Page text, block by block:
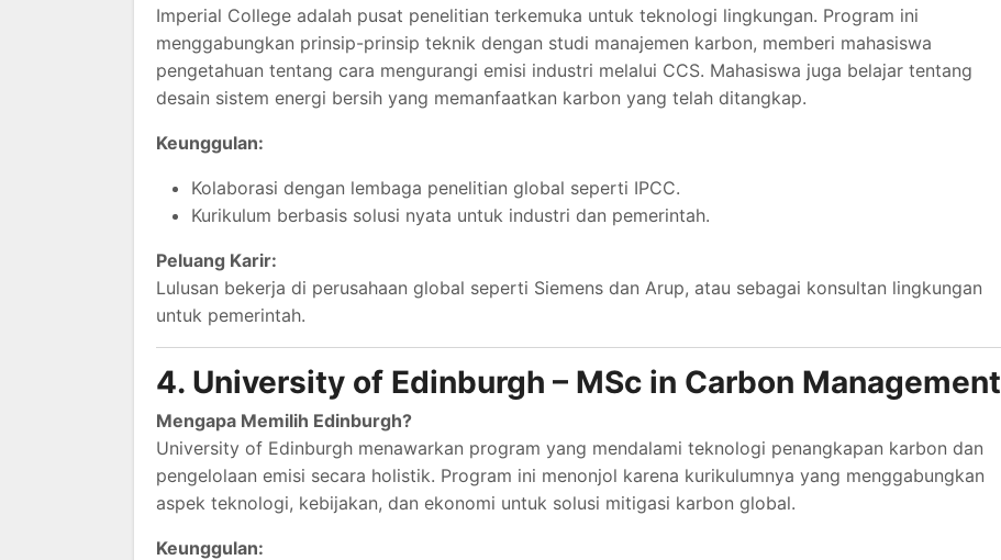
Imperial College adalah pusat penelitian terkemuka untuk teknologi lingkungan. Program ini
menggabungkan prinsip-prinsip teknik dengan studi manajemen karbon, memberi mahasiswa
pengetahuan tentang cara mengurangi emisi industri melalui CCS. Mahasiswa juga belajar tentang
desain sistem energi bersih yang memanfaatkan karbon yang telah ditangkap.
Keunggulan:
Kolaborasi dengan lembaga penelitian global seperti IPCC.
Kurikulum berbasis solusi nyata untuk industri dan pemerintah.
Peluang Karir:
Lulusan bekerja di perusahaan global seperti Siemens dan Arup, atau sebagai konsultan lingkungan
untuk pemerintah.
4. University of Edinburgh – MSc in Carbon Management
Mengapa Memilih Edinburgh?
University of Edinburgh menawarkan program yang mendalami teknologi penangkapan karbon dan
pengelolaan emisi secara holistik. Program ini menonjol karena kurikulumnya yang menggabungkan
aspek teknologi, kebijakan, dan ekonomi untuk solusi mitigasi karbon global.
Keunggulan: